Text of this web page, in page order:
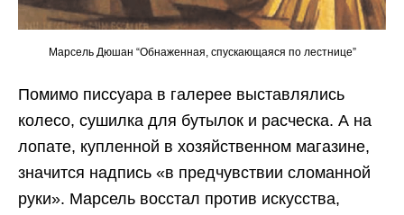
Марсель Дюшан “Обнаженная, спускающаяся по лестнице”
Помимо писсуара в галерее выставлялись
колесо, сушилка для бутылок и расческа. А на
лопате, купленной в хозяйственном магазине,
значится надпись «в предчувствии сломанной
руки». Марсель восстал против искусства,